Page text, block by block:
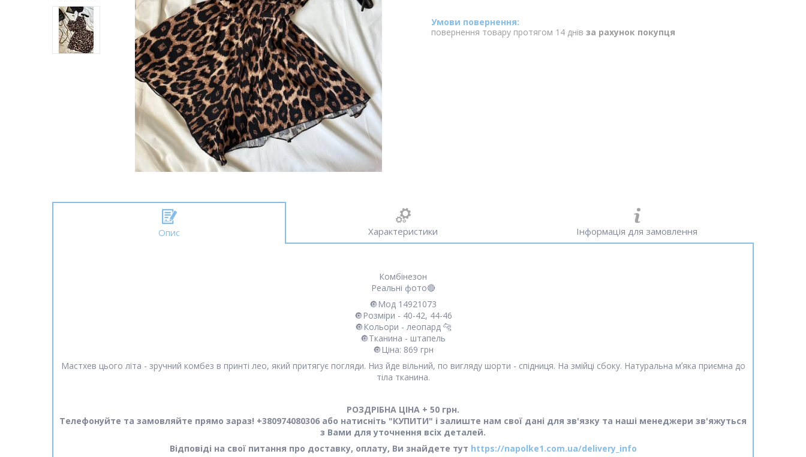
повернення товару протягом 14 днів за рахунок покупця
Опис Характеристики Інформація для замовлення
Комбінезон
Реальні фото🔴
🔘Мод 14921073
🔘Розміри - 40-42, 44-46
🔘Кольори - леопард 🐆
🔘Тканина - штапель
🔘Ціна: 869 грн
Мастхев цього літа - зручний комбез в принті лео, який притягує погляди. Низ йде вільний, по вигляду шорти - спідниця. На змійці сбоку. Натуральна мʼяка приємна до
тіла тканина.
РОЗДРІБНА ЦІНА + 50 грн.
Телефонуйте та замовляйте прямо зараз! +380974080306 або натисніть "КУПИТИ" і залиште нам свої дані для зв'язку та наші менеджери зв'яжуться
з Вами для уточнення всіх деталей.
Відповіді на свої питання про доставку, оплату, Ви знайдете тут https://napolke1.com.ua/delivery_info